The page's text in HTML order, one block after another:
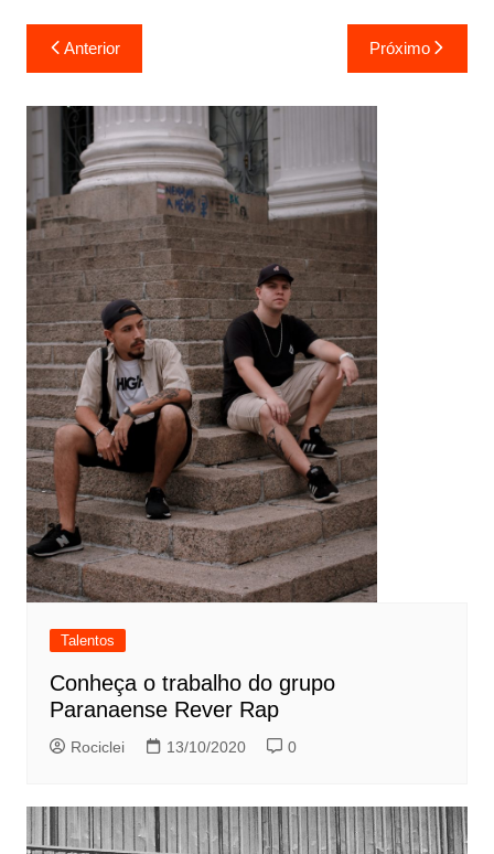
Navegação
de
Post
Anterior Próximo
Talentos
Conheça o trabalho do grupo
Paranaense Rever Rap
Rociclei 13/10/2020 0